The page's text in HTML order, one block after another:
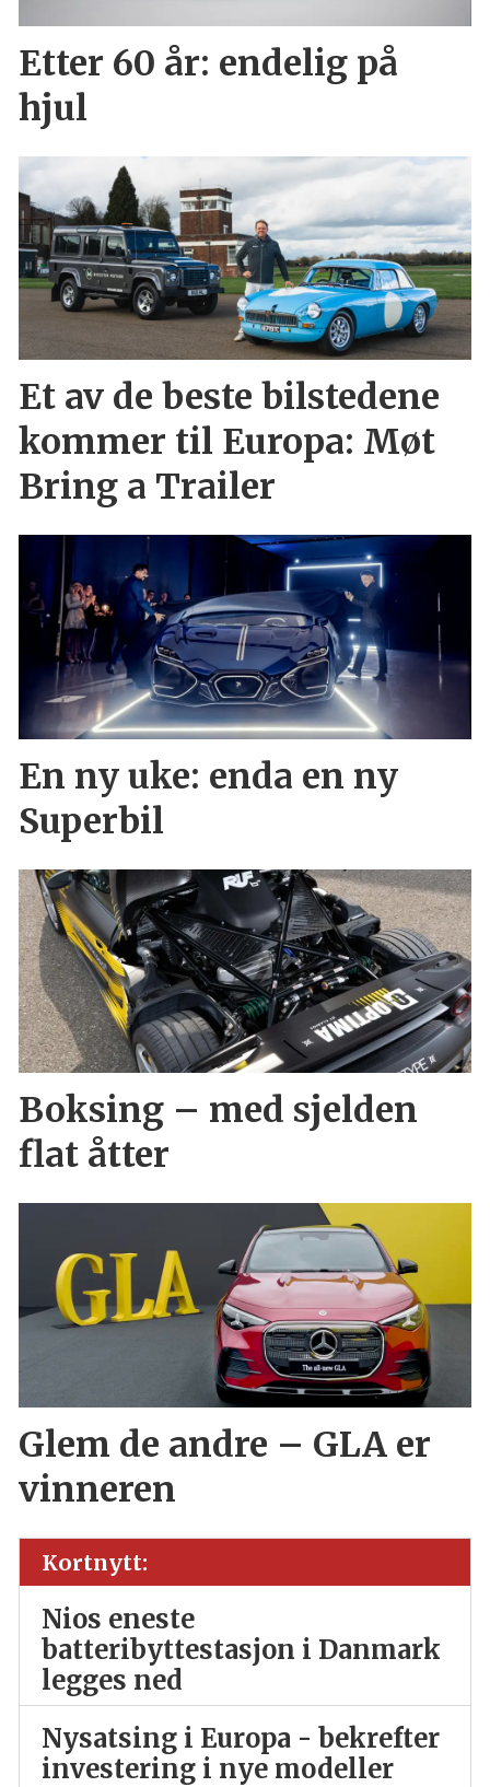
Etter 60 år: endelig på
hjul
Et av de beste bilstedene
kommer til Europa: Møt
Bring a Trailer
En ny uke: enda en ny
Superbil
Boksing – med sjelden
flat åtter
Glem de andre – GLA er
vinneren
Kortnytt:
Nios eneste
batteribyttestasjon i Danmark
legges ned
Nysatsing i Europa - bekrefter
investering i nye modeller